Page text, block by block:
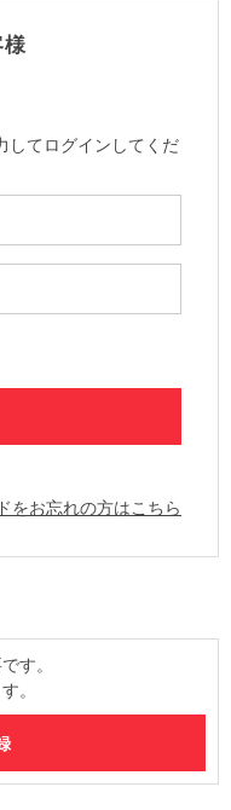
してログインしてくだ
をお忘れの方はこちら